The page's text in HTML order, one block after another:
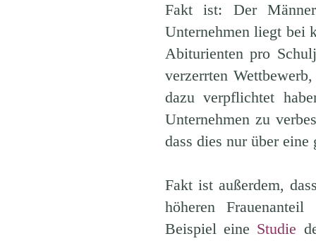
Fakt ist: Der
Unternehmen liegt bei
Abiturienten pro
verzerrten
dazu verpflichtet
Unternehmen zu
dass dies nur über
Fakt ist außerdem,
höheren
Beispiel eine Studie